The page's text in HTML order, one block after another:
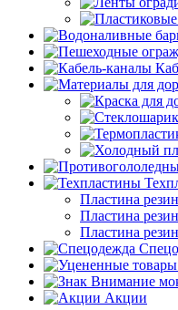
Пластина
Пластина
Пластина
Акции